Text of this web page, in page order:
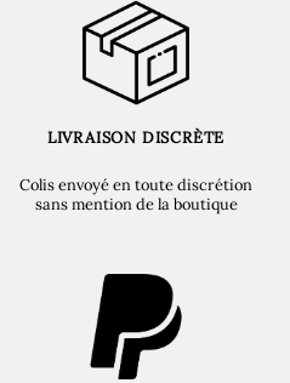
LIVRAISON DISCRÈTE
Colis envoyé en toute discrétion
sans mention de la boutique